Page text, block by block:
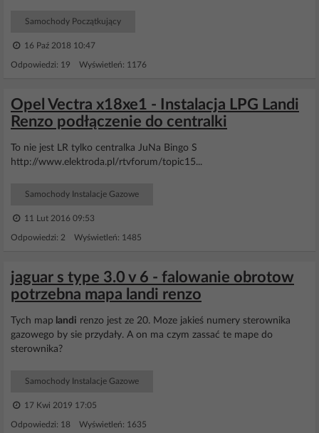
Samochody Początkujący
16 Paź 2018 10:47
Odpowiedzi: 19 Wyświetleń: 1176
Opel Vectra x18xe1 - Instalacja LPG Landi
Renzo podłączenie do centralki
To nie jest LR tylko centralka JuNa Bingo S
http://www.elektroda.pl/rtvforum/topic15...
Samochody Instalacje Gazowe
11 Lut 2016 09:53
Odpowiedzi: 2 Wyświetleń: 1485
jaguar s type 3.0 v 6 - falowanie obrotow
potrzebna mapa landi renzo
Tych map landi renzo jest ze 20. Moze jakieś numery sterownika
gazowego by sie przydały. A on ma czym zassać te mape do
sterownika?
Samochody Instalacje Gazowe
17 Kwi 2019 17:05
Odpowiedzi: 18 Wyświetleń: 1635